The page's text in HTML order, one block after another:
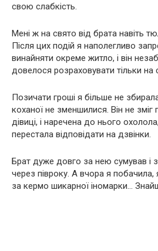
свою слабкість.
Мені ж на свято від брата навіть
Після цих подій я наполегливо
винайняти окреме житло, і він
довелося розраховувати тільки на
Позичати гроші я більше не
коханої не зменшилися. Він не зміг
дівиці, і наречена до нього
перестала відповідати на дзвінки.
Брат дуже довго за нею сумував і
через півроку. А вчора я побачила,
за кермо шикарної іномарки…